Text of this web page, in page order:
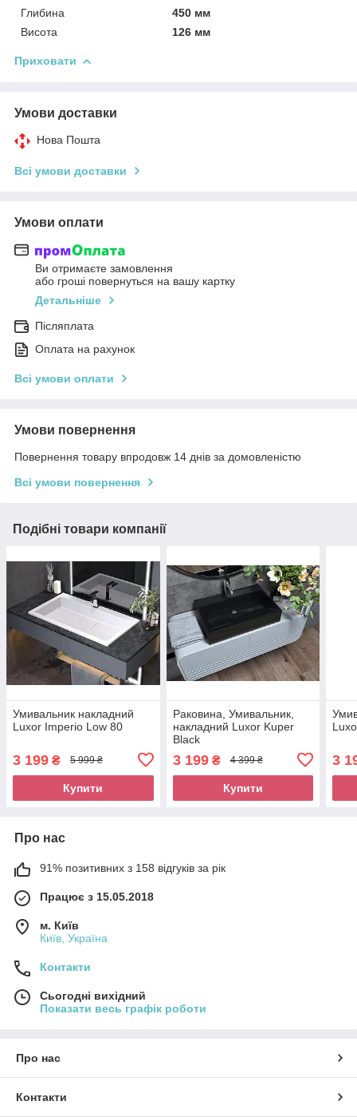
Глибина
450 мм
Висота
126 мм
Приховати
Умови доставки
Нова Пошта
Всі умови доставки
Умови оплати
Ви отримаєте замовлення
або гроші повернуться на вашу картку
Детальніше
Післяплата
Оплата на рахунок
Всі умови оплати
Умови повернення
Повернення товару впродовж 14 днів за домовленістю
Всі умови повернення
Подібні товари компанії
Умивальник накладний
Luxor Imperio Low 80
3 199 ₴ 5 999 ₴
Купити
Раковина, Умивальник,
накладний Luxor Kuper
Black
3 199₴ 4 399 ₴
Купити
3
Про нас
91% позитивних з 158 відгуків за рік
Працює з 15.05.2018
м. Київ
Київ, Україна
Контакти
Сьогодні вихідний
Показати весь графік роботи
Про нас
Контакти